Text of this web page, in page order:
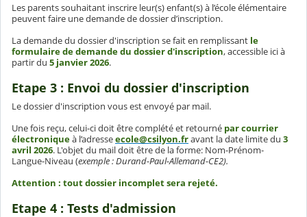
Les parents souhaitant inscrire leur(s) enfant(s) à l’école élémentaire
peuvent faire une demande de dossier d’inscription.
La demande du dossier d'inscription se fait en remplissant le
formulaire de demande du dossier d'inscription, accessible ici à
partir du 5 janvier 2026.
Etape 3 : Envoi du dossier d'inscription
Le dossier d'inscription vous est envoyé par mail.
Une fois reçu, celui-ci doit être complété et retourné par courrier
électroniqueà l’adresseecole@csilyon.fravant la date limite du 3
avril 2026. L'objet du mail doit être de la forme: Nom-Prénom-
Langue-Niveau (exemple : Durand-Paul-Allemand-CE2).
Attention : tout dossier incomplet sera rejeté.
Etape 4 : Tests d'admission